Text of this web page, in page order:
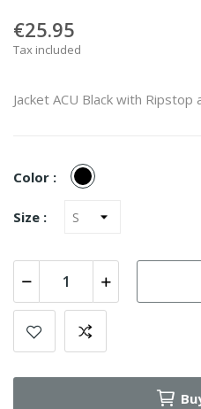
€25.95
Tax included
Jacket ACU Black with Ripstop
Color : Black
Size :